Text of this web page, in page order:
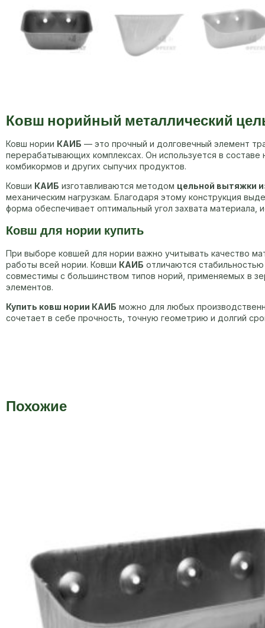
Ковш норийный металлический
Ковш нории КАИБ — это прочный и долговечный элемент
перерабатывающих комплексах. Он используется в
комбикормов и других сыпучих продуктов.
Ковши КАИБ изготавливаются методом цельной вытяжки
механическим нагрузкам. Благодаря этому конструкция
форма обеспечивает оптимальный угол захвата материала,
Ковш для нории купить
При выборе ковшей для нории важно учитывать качество
работы всей нории. Ковши КАИБ отличаются
совместимы с большинством типов норий, применяемых в
элементов.
Купить ковш нории КАИБ можно для любых
сочетает в себе прочность, точную геометрию и долгий
Похожие